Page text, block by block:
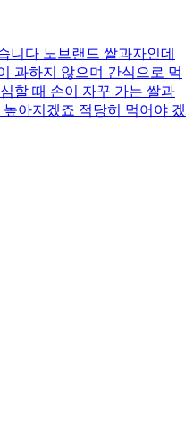
니다 노브랜드 쌀과자인데
과하지 않으며 간식으로 먹
할 때 손이 자꾸 가는 쌀과
아지겠죠 적당히 먹어야 겠